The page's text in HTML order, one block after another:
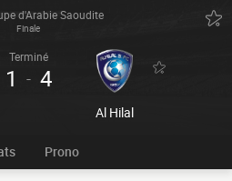
d'Arabie Saoudite
Finale
Terminé
1 - 4
Al Hilal
Prono